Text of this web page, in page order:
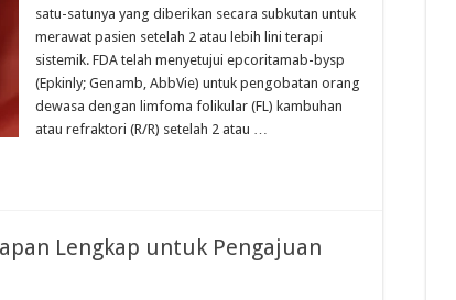
satu-satunya yang diberikan secara subkutan untuk
merawat pasien setelah 2 atau lebih lini terapi
sistemik. FDA telah menyetujui epcoritamab-bysp
(Epkinly; Genamb, AbbVie) untuk pengobatan orang
dewasa dengan limfoma folikular (FL) kambuhan
atau refraktori (R/R) setelah 2 atau …
Lengkap untuk Pengajuan